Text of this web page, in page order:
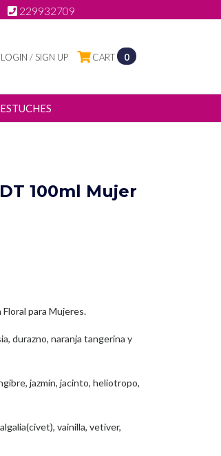
229932709
CART 0
LOGIN / SIGN UP
ESTUCHES
100ml Mujer
para Mujeres.
durazno, naranja tangerina y
jazmín, jacinto, heliotropo,
vainilla, vetiver,